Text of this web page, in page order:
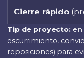
Cierre rápido
Tip de proyecto: en
escurrimiento,
reposiciones) para